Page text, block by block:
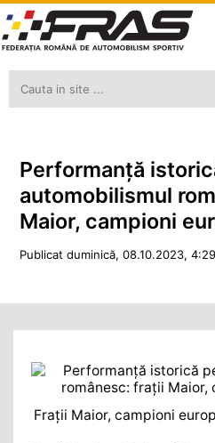
Performanță
automobilismul
Maior, campioni
Publicat duminică, 08.10.2023,
Frații Maior, campioni